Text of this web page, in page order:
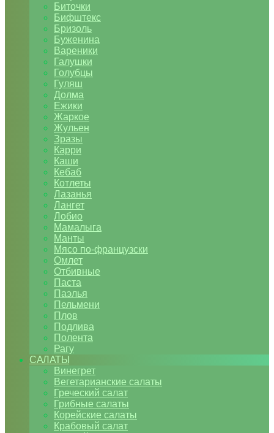
Биточки
Бифштекс
Бризоль
Буженина
Вареники
Галушки
Голубцы
Гуляш
Долма
Ежики
Жаркое
Жульен
Зразы
Карри
Каши
Кебаб
Котлеты
Лазанья
Лангет
Лобио
Мамалыга
Манты
Мясо по-французски
Омлет
Отбивные
Паста
Паэлья
Пельмени
Плов
Подлива
Полента
Рагу
САЛАТЫ
Винегрет
Вегетарианские салаты
Греческий салат
Грибные салаты
Корейские салаты
Крабовый салат